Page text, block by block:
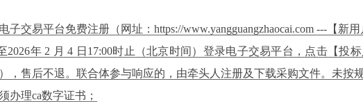
交易平台免费注册（网址：https://www.yangguangzhaocai.com ---【
2026年 2 月 4 日17:00时止（北京时间）登录电子交易平台，点击【
，售后不退。联合体参与响应的，由牵头人注册及下载采购文件。未按
办理ca数字证书；